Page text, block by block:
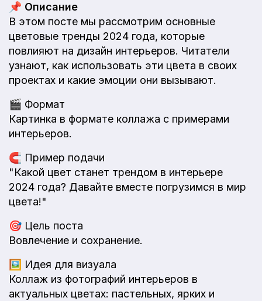
📌 Описание
В этом посте мы рассмотрим основные
цветовые тренды 2024 года, которые
повлияют на дизайн интерьеров. Читатели
узнают, как использовать эти цвета в своих
проектах и какие эмоции они вызывают.
🎬 Формат
Картинка в формате коллажа с примерами
интерьеров.
🧲 Пример подачи
"Какой цвет станет трендом в интерьере
2024 года? Давайте вместе погрузимся в мир
цвета!"
🎯 Цель поста
Вовлечение и сохранение.
🖼️ Идея для визуала
Коллаж из фотографий интерьеров в
актуальных цветах: пастельных, ярких и